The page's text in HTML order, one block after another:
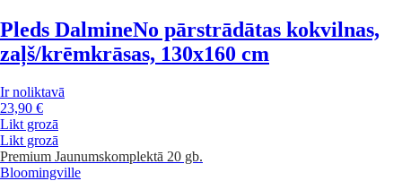
Pleds DalmineNo pārstrādātas kokvilnas,
zaļš/krēmkrāsas, 130x160 cm
Ir noliktavā
23,90 €
Likt grozā
Likt grozā
Premium Jaunumskomplektā 20 gb.
Bloomingville